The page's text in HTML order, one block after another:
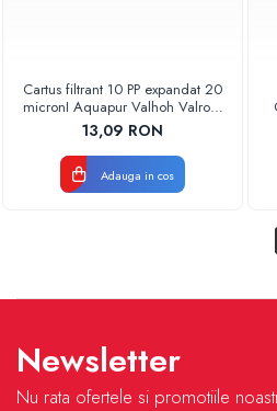
Cartus filtrant 10 PP expandat 20
micronI Aquapur Valhoh Valrom
AQUA07000110020
13,09 RON
Adauga in cos
Newsletter
Nu rata ofertele si promotiile